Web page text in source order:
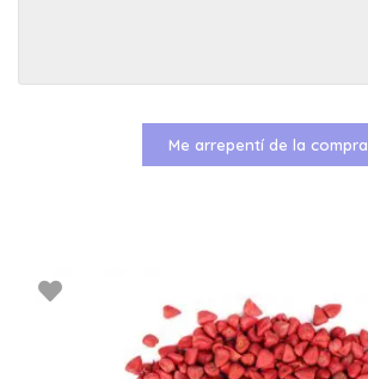
Me arrepentí de la compra